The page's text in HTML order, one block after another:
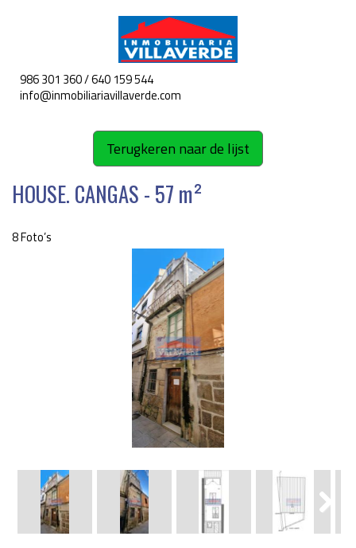
986 301 360 / 640 159 544
info@inmobiliariavillaverde.com
Terugkeren naar de lijst
HOUSE. CANGAS - 57 m²
8 Foto’s